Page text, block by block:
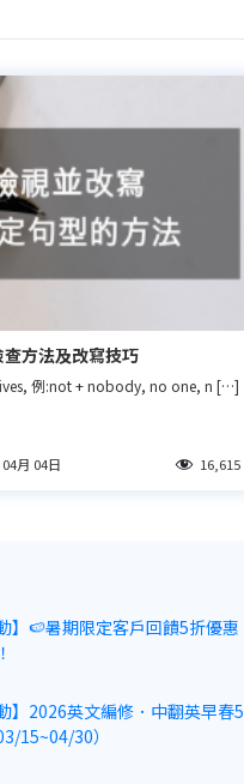
方法及改寫技巧
例:not + nobody, no one, n […]
月 04日 16,615
】🍉暑期限定客戶回饋5折優惠
】2026英文編修．中翻英早春5
15~04/30）